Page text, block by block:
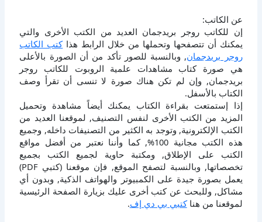
عن الكاتب:
إن للكاتب روجر بريدجمان العديد من الكتب الأخرى والتي
يمكنك أن تتصفحها وتحملها من خلال الرابط هذاكتب الكاتب
روجر بريدجمان, وبالنسبة للصور تأكد من أن الصورة بالأعلى
هي صورة كتاب مشاهدات علمية الروبوت للكاتب روجر
بريدجمان, وإن لم تكن هناك صورة لا تنسى أن تقرأ وصف
الكتاب بالأسفل.
إذا إستمتعت بقراءة الكتاب يمكنك أيضاً مشاهدة وتحميل
المزيد من الكتب الأخرى لنفس التصنيف, لموقعنا العديد من
الكتب الإلكترونية, وتوجد به الكثير من التصنيفات داخله, وجميع
هذه الكتب مجانية 100%, كما وأننا نعتبر من أفضل مواقع
الكتب على الإطلاق, ومكتبة حاوية لجميع الكتب بجميع
تخصصاتها, وبالنسبة لتصفح الموقع, فإن موقعنا (كتبي PDF)
يعمل بصورة جيدة على الكمبيوتر والهواتف الذكية, وبدون أي
مشاكل, وللبحث عن كتب أخرى عليك بزيارة الصفحة الرئيسية
لموقعنا من هناكتبي بي دي إف.